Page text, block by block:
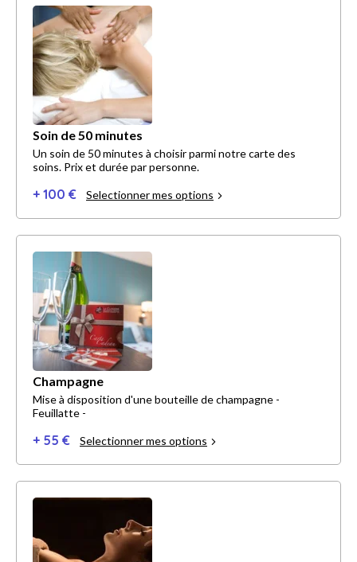
Soin de 50 minutes
Un soin de 50 minutes à choisir parmi notre carte des
soins. Prix et durée par personne.
+ 100 € Selectionner mes options
Champagne
Mise à disposition d'une bouteille de champagne -
Feuillatte -
+ 55 € Selectionner mes options